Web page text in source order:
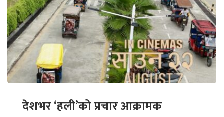
देशभर ‘हली’को प्रचार आक्रामक